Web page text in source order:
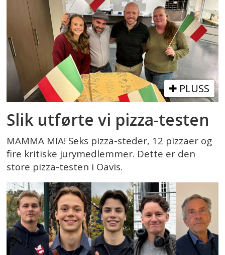
PLUSS
Slik utførte vi pizza-testen
MAMMA MIA! Seks pizza-steder, 12 pizzaer og
fire kritiske jurymedlemmer. Dette er den
store pizza-testen i Oavis.